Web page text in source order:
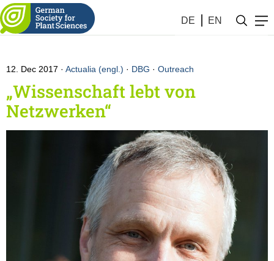
DE EN
Notifications by the society
12. Dec 2017 Actualia (engl.) · DBG · Outreach
„Wissenschaft lebt von
Netzwerken“